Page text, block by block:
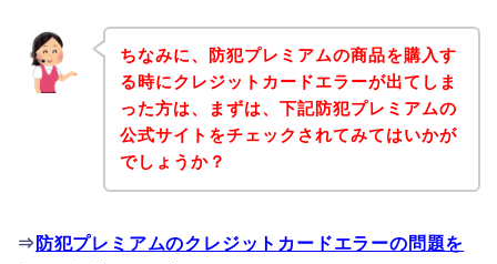
ちなみに、防犯プレミアムの商品を購入す
る時にクレジットカードエラーが出てしま
った方は、まずは、下記防犯プレミアムの
公式サイトをチェックされてみてはいかが
でしょうか？
⇒ 防犯プレミアムのクレジットカードエラーの問題を